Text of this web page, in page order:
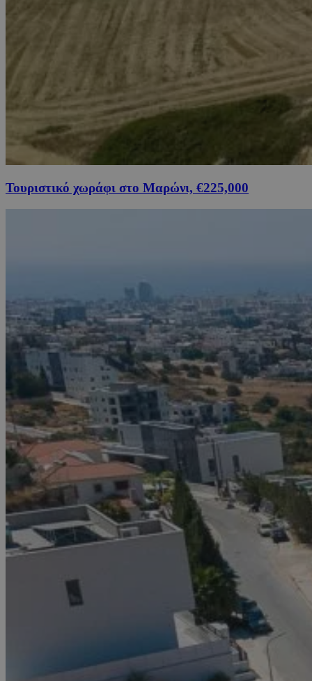
Τουριστικό χωράφι στο Μαρώνι, €225,000